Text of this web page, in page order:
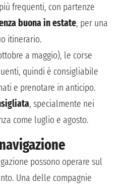
frequenti, con partenze
buona in estate, per una
itinerario.
a maggio), le corse
quindi è consigliabile
e prenotare in anticipo.
, specialmente nei
come luglio e agosto.
possono operare sul
Una delle compagnie